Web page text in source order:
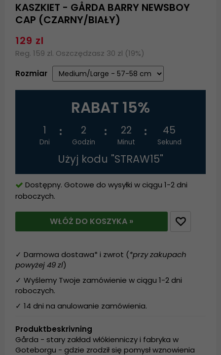
KASZKIET - GÅRDA BARRY NEWSBOY
CAP (CZARNY/BIAŁY)
129 zl
Reg. 159 zl. Oszczędzasz 30 zl (19%)
Rozmiar
RABAT 15%
1
Dni
2
Godzin
22
Minut
44
Sekund
Użyj kodu "STRAW15"
Dostępny. Gotowe do wysyłki w ciągu 1-2 dni
roboczych.
WŁÓŻ DO KOSZYKA »
✓ Darmowa dostawa* i zwrot (*przy zakupach
powyżej 49 zl)
✓ Wyślemy Twoje zamówienie w ciągu 1-2 dni
roboczych.
✓ 14 dni na anulowanie zamówienia.
Produktbeskrivning
Gårda - stary zakład włókienniczy i fabryka w
Goteborgu - gdzie zrodził się pomysł wznowienia